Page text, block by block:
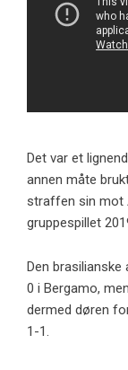
Det var et
annen måte
straffen sin mot
gruppespillet
Den
0 i Bergamo,
dermed døren
1-1.